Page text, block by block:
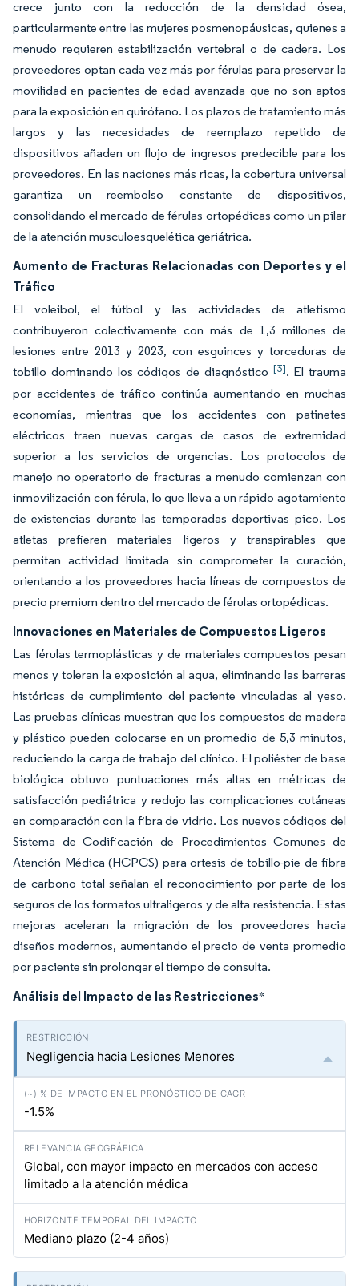
crece junto con la reducción de la densidad ósea,
particularmente entre las mujeres posmenopáusicas, quienes a
menudo requieren estabilización vertebral o de cadera. Los
proveedores optan cada vez más por férulas para preservar la
movilidad en pacientes de edad avanzada que no son aptos
para la exposición en quirófano. Los plazos de tratamiento más
largos y las necesidades de reemplazo repetido de
dispositivos añaden un flujo de ingresos predecible para los
proveedores. En las naciones más ricas, la cobertura universal
garantiza un reembolso constante de dispositivos,
consolidando el mercado de férulas ortopédicas como un pilar
de la atención musculoesquelética geriátrica.
Aumento de Fracturas Relacionadas con Deportes y el
Tráfico
El voleibol, el fútbol y las actividades de atletismo
contribuyeron colectivamente con más de 1,3 millones de
lesiones entre 2013 y 2023, con esguinces y torceduras de
tobillo dominando los códigos de diagnóstico [3]. El trauma
por accidentes de tráfico continúa aumentando en muchas
economías, mientras que los accidentes con patinetes
eléctricos traen nuevas cargas de casos de extremidad
superior a los servicios de urgencias. Los protocolos de
manejo no operatorio de fracturas a menudo comienzan con
inmovilización con férula, lo que lleva a un rápido agotamiento
de existencias durante las temporadas deportivas pico. Los
atletas prefieren materiales ligeros y transpirables que
permitan actividad limitada sin comprometer la curación,
orientando a los proveedores hacia líneas de compuestos de
precio premium dentro del mercado de férulas ortopédicas.
Innovaciones en Materiales de Compuestos Ligeros
Las férulas termoplásticas y de materiales compuestos pesan
menos y toleran la exposición al agua, eliminando las barreras
históricas de cumplimiento del paciente vinculadas al yeso.
Las pruebas clínicas muestran que los compuestos de madera
y plástico pueden colocarse en un promedio de 5,3 minutos,
reduciendo la carga de trabajo del clínico. El poliéster de base
biológica obtuvo puntuaciones más altas en métricas de
satisfacción pediátrica y redujo las complicaciones cutáneas
en comparación con la fibra de vidrio. Los nuevos códigos del
Sistema de Codificación de Procedimientos Comunes de
Atención Médica (HCPCS) para ortesis de tobillo-pie de fibra
de carbono total señalan el reconocimiento por parte de los
seguros de los formatos ultraligeros y de alta resistencia. Estas
mejoras aceleran la migración de los proveedores hacia
diseños modernos, aumentando el precio de venta promedio
por paciente sin prolongar el tiempo de consulta.
Análisis del Impacto de las Restricciones*
Negligencia hacia Lesiones Menores
-1.5%
Global, con mayor impacto en mercados con acceso
limitado a la atención médica
Mediano plazo (2-4 años)